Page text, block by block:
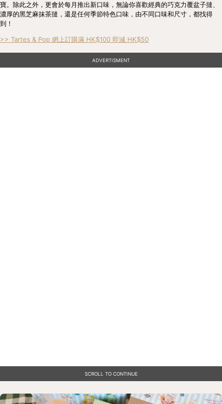
寶。除此之外，更會於每月推出新口味，無論你喜歡經典的巧克力覆盆子撻、
濃厚的黑芝麻抹茶撻，還是任何季節特色口味，由不同口味和尺寸，都找得
到！
>> Tartes & Pop 網上訂購滿 HK$100 即減 HK$50
ADVERTISMENT
SCROLL TO CONTINUE